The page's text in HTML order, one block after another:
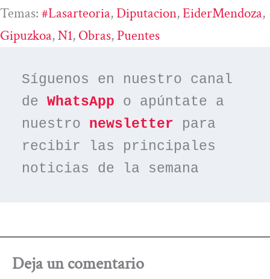
Temas: #lasarteoria, Diputacion, EiderMendoza
Gipuzkoa, N1, Obras, Puentes
Síguenos en nuestro canal
de WhatsApp o apúntate a
nuestro newsletter para
recibir las principales
noticias de la semana
Deja un comentario